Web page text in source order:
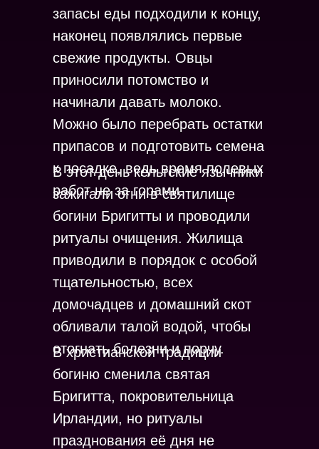
запасы еды подходили к концу,
наконец появлялись первые
свежие продукты. Овцы
приносили потомство и
начинали давать молоко.
Можно было перебрать остатки
припасов и подготовить семена
к посадке, ведь время полевых
работ не за горами.
В этот день кельтские язычники
зажигали огни в святилище
богини Бригитты и проводили
ритуалы очищения. Жилища
приводили в порядок с особой
тщательностью, всех
домочадцев и домашний скот
обливали талой водой, чтобы
отогнать болезни и порчу.
В христианской традиции
богиню сменила святая
Бригитта, покровительница
Ирландии, но ритуалы
празднования её дня не